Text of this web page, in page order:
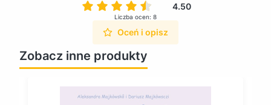
4.50
Liczba ocen: 8
Oceń i opisz
Zobacz inne produkty